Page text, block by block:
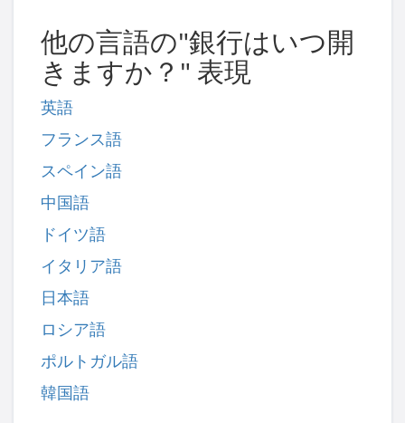
他の言語の"銀行はいつ開
きますか？" 表現
英語
フランス語
スペイン語
中国語
ドイツ語
イタリア語
日本語
ロシア語
ポルトガル語
韓国語